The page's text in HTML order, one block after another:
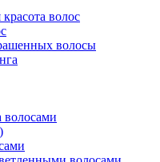
волос
волосы
волосами